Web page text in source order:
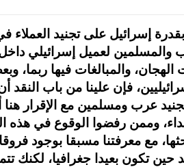
بقدرة إسرائيل على تجنيد
والمبالغات فيها ربما،
فإن علينا من باب النقد
عرب ومسلمين مع الإقرار هنا
وممن رفضوا الوقوع في
مع معرفتنا مسبقا بوجود
حين تكون بعيدا جغرافيا، لكنك